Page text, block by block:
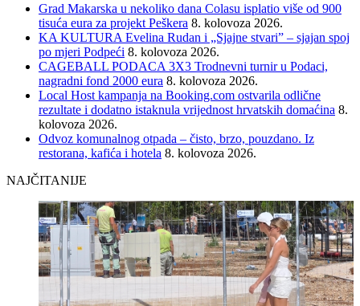
Grad Makarska u nekoliko dana Colasu isplatio više od 900
tisuća eura za projekt Peškera 8. kolovoza 2026.
KA KULTURA Evelina Rudan i „Sjajne stvari” – sjajan spoj
po mjeri Podpeći 8. kolovoza 2026.
CAGEBALL PODACA 3X3 Trodnevni turnir u Podaci,
nagradni fond 2000 eura 8. kolovoza 2026.
Local Host kampanja na Booking.com ostvarila odlične
rezultate i dodatno istaknula vrijednost hrvatskih domaćina 8.
kolovoza 2026.
Odvoz komunalnog otpada – čisto, brzo, pouzdano. Iz
restorana, kafića i hotela 8. kolovoza 2026.
NAJČITANIJE